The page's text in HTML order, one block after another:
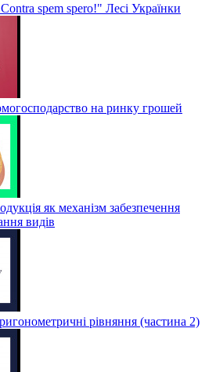
spem spero!" Лесі Українки
на ринку грошей
як механізм забезпечення
видів
рівняння (частина 2)